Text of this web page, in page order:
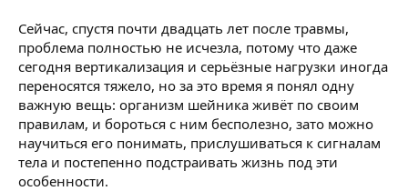
Сейчас, спустя почти двадцать лет после травмы,
проблема полностью не исчезла, потому что даже
сегодня вертикализация и серьёзные нагрузки иногда
переносятся тяжело, но за это время я понял одну
важную вещь: организм шейника живёт по своим
правилам, и бороться с ним бесполезно, зато можно
научиться его понимать, прислушиваться к сигналам
тела и постепенно подстраивать жизнь под эти
особенности.